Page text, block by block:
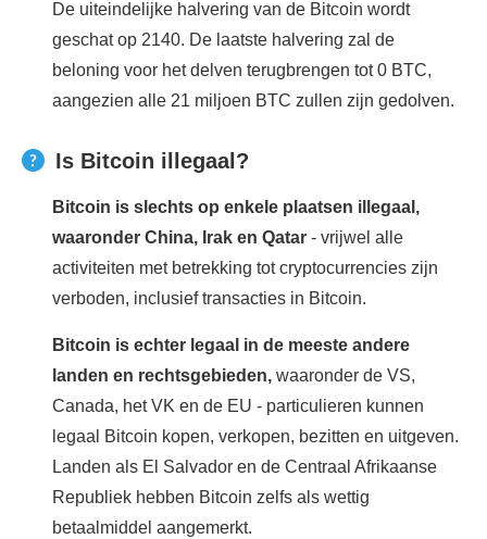
De uiteindelijke halvering van de Bitcoin wordt
geschat op 2140. De laatste halvering zal de
beloning voor het delven terugbrengen tot 0 BTC,
aangezien alle 21 miljoen BTC zullen zijn gedolven.
Is Bitcoin illegaal?
Bitcoin is slechts op enkele plaatsen illegaal,
waaronder China, Irak en Qatar - vrijwel alle
activiteiten met betrekking tot cryptocurrencies zijn
verboden, inclusief transacties in Bitcoin.
Bitcoin is echter legaal in de meeste andere
landen en rechtsgebieden, waaronder de VS,
Canada, het VK en de EU - particulieren kunnen
legaal Bitcoin kopen, verkopen, bezitten en uitgeven.
Landen als El Salvador en de Centraal Afrikaanse
Republiek hebben Bitcoin zelfs als wettig
betaalmiddel aangemerkt.